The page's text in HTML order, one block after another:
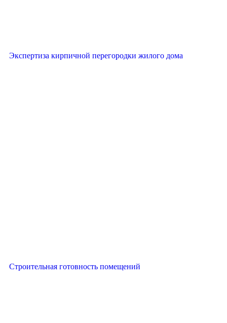
Экспертиза кирпичной перегородки жилого дома
Строительная готовность помещений